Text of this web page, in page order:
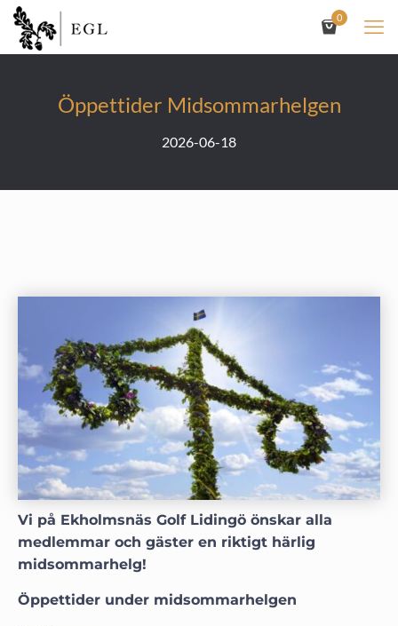
0
Öppettider Midsommarhelgen
2026-06-18
Vi på Ekholmsnäs Golf Lidingö önskar alla
medlemmar och gäster en riktigt härlig
midsommarhelg!
Öppettider under midsommarhelgen